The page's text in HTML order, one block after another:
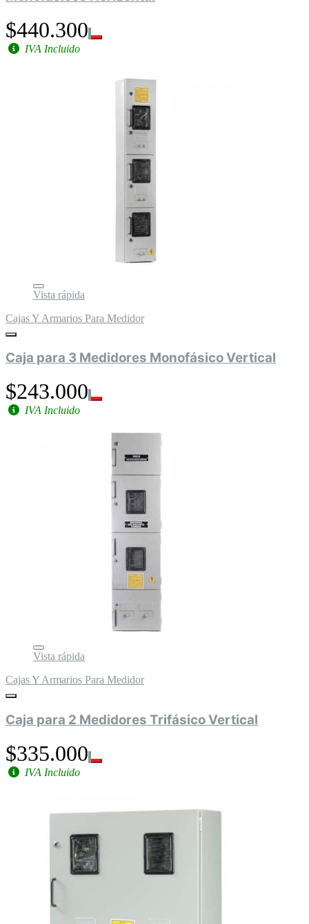
$440.300
IVA Incluido
Vista rápida
Cajas Y Armarios Para Medidor
Caja para 3 Medidores Monofásico Vertical
$243.000
IVA Incluido
Vista rápida
Cajas Y Armarios Para Medidor
Caja para 2 Medidores Trifásico Vertical
$335.000
IVA Incluido